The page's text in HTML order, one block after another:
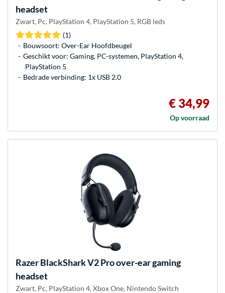
headset
Zwart, Pc, PlayStation 4, PlayStation 5, RGB leds
(1)
Bouwsoort: Over-Ear Hoofdbeugel
Geschikt voor: Gaming, PC-systemen, PlayStation 4,
PlayStation 5
Bedrade verbinding: 1x USB 2.0
€ 34,99
Op voorraad
RazerBlackShark V2 Pro over-ear gaming
headset
Zwart, Pc, PlayStation 4, Xbox One, Nintendo Switch